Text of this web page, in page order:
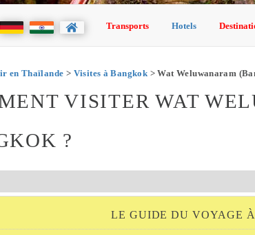
Transports Hotels
en Thaïlande > Visites à Bangkok > Wat Weluwanaram
VISITER WAT
?
LE GUIDE DU VOYAGE